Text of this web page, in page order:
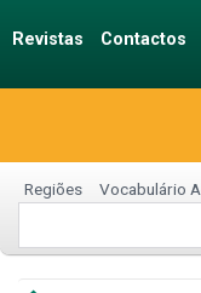
Revistas Contactos
Regiões Vocabulário